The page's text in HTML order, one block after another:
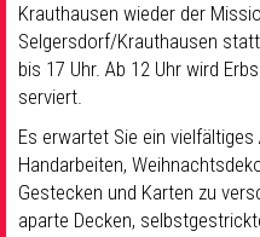
Musik& Kultur
Seelsorge & Kontakt
Krauthausen wieder der
Selgersdorf/Krauthausen
bis 17 Uhr. Ab 12 Uhr wird
serviert.
Es erwartet Sie ein
Handarbeiten,
Gestecken und Karten zu
aparte Decken,